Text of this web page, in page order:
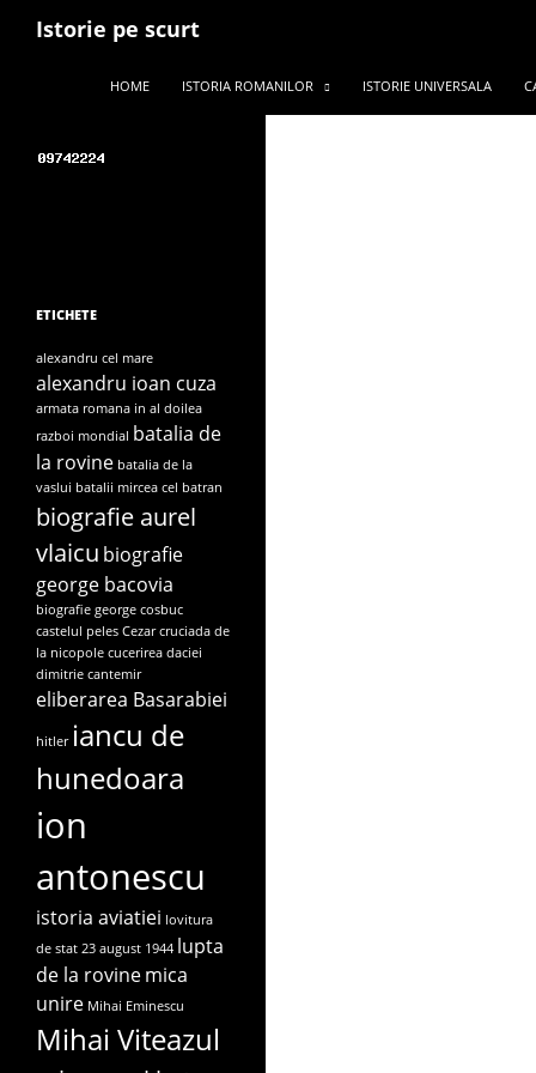
Istorie pe scurt
HOME
ISTORIA ROMANILOR ISTORIE UNIVERSALA
ETICHETE
alexandru cel mare
alexandru ioan cuza
armata romana in al doilea
razboi mondial batalia de
la rovine batalia de la
vaslui batalii mircea cel batran
biografie aurel
vlaicu biografie
george bacovia
biografie george cosbuc
castelul peles Cezar cruciada de
la nicopole cucerirea daciei
dimitrie cantemir
eliberarea Basarabiei
hitler iancu de
hunedoara
ion
antonescu
istoria aviatiei lovitura
de stat 23 august 1944 lupta
de la rovinemica
unire Mihai Eminescu
Mihai Viteazul